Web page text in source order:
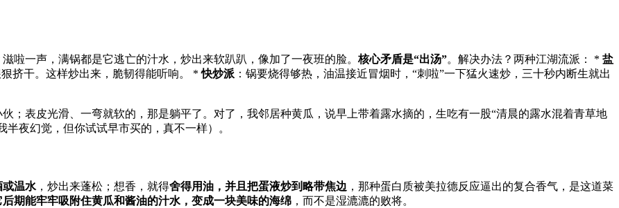
啦一声，满锅都是它逃亡的汁水，炒出来软趴趴，像加了一夜班的脸。 核心矛盾是“出汤”。解决办法？两种江湖流派： * 盐
狠挤干。这样炒出来，脆韧得能听响。 *快炒派 ：锅要烧得够热，油温接近冒烟时，“刺啦”一下猛火速炒，三十秒内断生就出
伙；表皮光滑、一弯就软的，那是躺平了。对了，我邻居种黄瓜，说早上带着露水摘的，生吃有一股“清晨的露水混着青草地
夜幻觉，但你试试早市买的，真不一样）。
或温水，炒出来蓬松；想香，就得舍得用油，并且把蛋液炒到略带焦边 ，那种蛋白质被美拉德反应逼出的复合香气，是这道菜
期能牢牢吸附住黄瓜和酱油的汁水，变成一块美味的海绵 ，而不是湿漉漉的败将。